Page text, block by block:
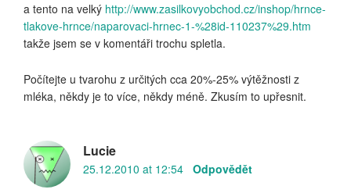
a tento na velký http://www.zasilkovyobchod.cz/inshop/hrnce-
tlakove-hrnce/naparovaci-hrnec-1-%28id-110237%29.htm
takže jsem se v komentáři trochu spletla.
Počítejte u tvarohu z určitých cca 20%-25% výtěžnosti z
mléka, někdy je to více, někdy méně. Zkusím to upřesnit.
Lucie
25.12.2010 at 12:54 Odpovědět